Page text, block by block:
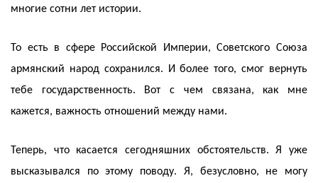
многие сотни лет истории.
То есть в сфере Российской Империи, Советского Союза
армянский народ сохранился. И более того, смог вернуть
тебе государственность. Вот с чем связана, как мне
кажется, важность отношений между нами.
Теперь, что касается сегодняшних обстоятельств. Я уже
высказывался по этому поводу. Я, безусловно, не могу